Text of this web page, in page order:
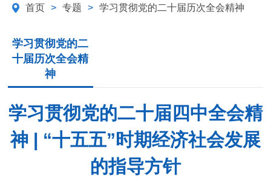
首页 > 专题 > 学习贯彻党的二十届历次全会精神
学习贯彻党的二
十届历次全会精
神
学习贯彻党的二十届四中全会精
神 | “十五五”时期经济社会发展
的指导方针